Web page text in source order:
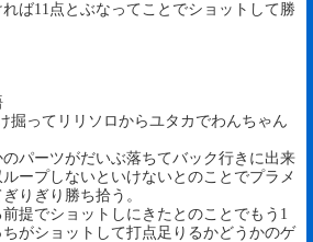
ば11点とぶなってことでショットして勝
掘ってリリソロからユタカでわんちゃん
パーツがだいぶ落ちてバック行きに出来
ープしないといけないとのことでプラメ
りぎり勝ち拾う。
提でショットしにきたとのことでもう1
がショットして打点足りるかどうかのゲ